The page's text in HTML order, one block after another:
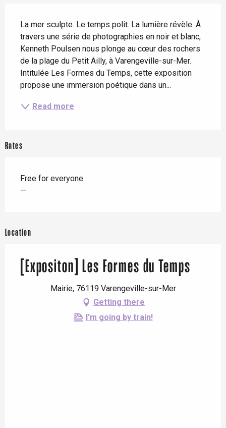
La mer sculpte. Le temps polit. La lumière révèle. À
travers une série de photographies en noir et blanc,
Kenneth Poulsen nous plonge au cœur des rochers
de la plage du Petit Ailly, à Varengeville-sur-Mer.
Intitulée Les Formes du Temps, cette exposition
propose une immersion poétique dans un...
Read more
Rates
Free for everyone
—
Location
[Expositon] Les Formes du Temps
Mairie, 76119 Varengeville-sur-Mer
Getting there
I'm going by train!